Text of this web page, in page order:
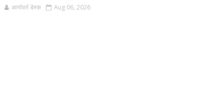
आर्यावर्त डेस्क Aug 06, 2026